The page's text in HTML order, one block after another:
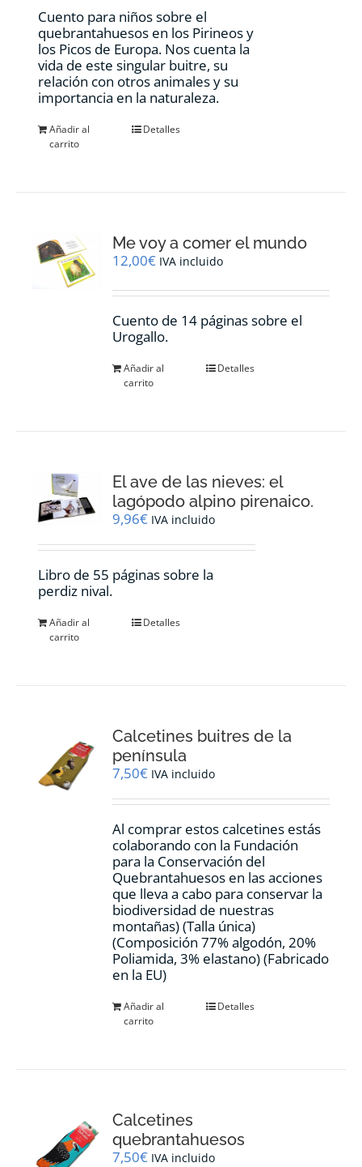
Cuento para niños sobre el
quebrantahuesos en los Pirineos y
los Picos de Europa. Nos cuenta la
vida de este singular buitre, su
relación con otros animales y su
importancia en la naturaleza.
Añadir al
carrito
Detalles
Me voy a comer el mundo
12,00€ IVA incluido
Cuento de 14 páginas sobre el
Urogallo.
Añadir al
carrito
Detalles
El ave de las nieves: el
lagópodo alpino pirenaico.
9,96€ IVA incluido
Libro de 55 páginas sobre la
perdiz nival.
Añadir al
carrito
Detalles
Calcetines buitres de la
península
7,50€ IVA incluido
Al comprar estos calcetines estás
colaborando con la Fundación
para la Conservación del
Quebrantahuesos en las acciones
que lleva a cabo para conservar la
biodiversidad de nuestras
montañas) (Talla única)
(Composición 77% algodón, 20%
Poliamida, 3% elastano) (Fabricado
en la EU)
Añadir al
carrito
Detalles
Calcetines
quebrantahuesos
7,50€ IVA incluido